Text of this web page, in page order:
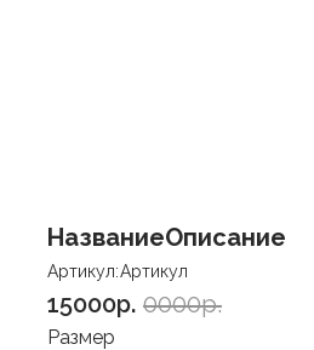
Артикул
Артикул:
0000p.
15000p.
Размер
НазваниеОписание